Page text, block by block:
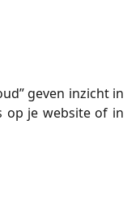
geven inzicht in
op je website of in